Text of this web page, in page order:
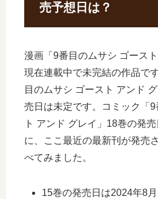
売予想日は？
漫画「9番目のムサシ ゴース
現在連載中で未完結の作品で
目のムサシ ゴースト アンド
売日は未定です。コミック「
ト アンド グレイ」18巻の発
に、ここ最近の最新刊が発売
べてみました。
15巻の発売日は2024年8月